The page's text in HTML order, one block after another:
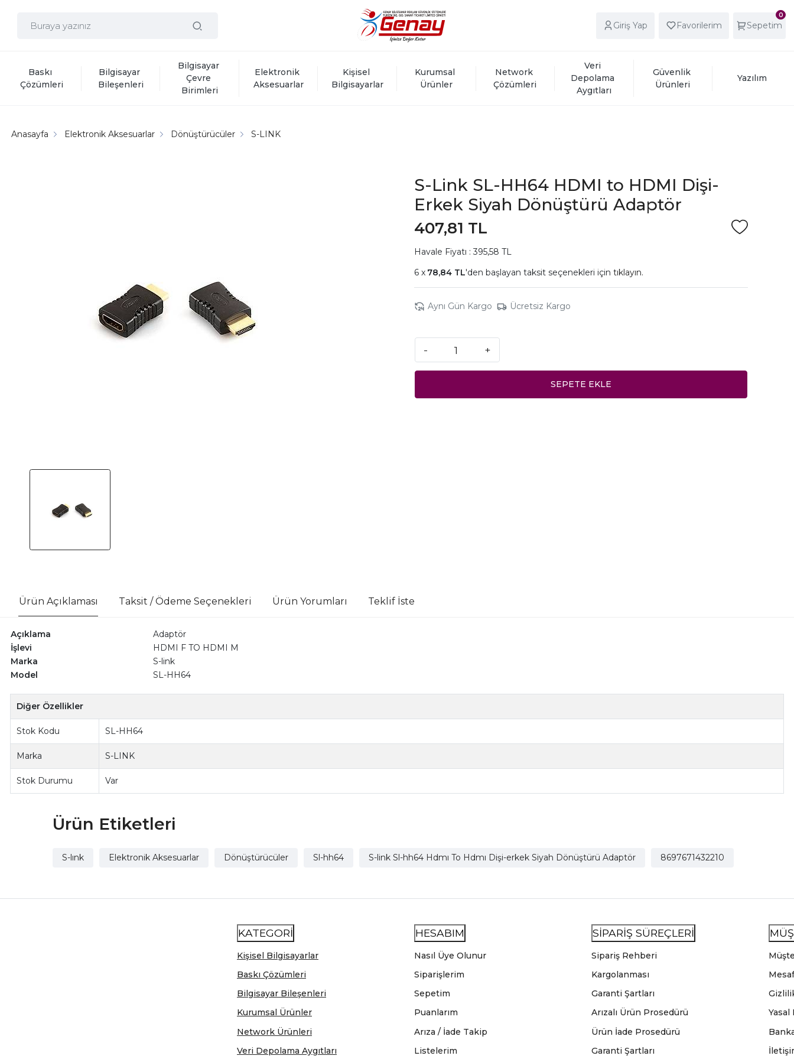
Giriş Yap Favorilerim
0
Sepetim
Baskı
Çözümleri
Bilgisayar
Bileşenleri
Bilgisayar
Çevre
Birimleri
Elektronik
Aksesuarlar
Kişisel
Bilgisayarlar
Kurumsal
Ürünler
Network
Çözümleri
Veri
Depolama
Aygıtları
Güvenlik
Ürünleri
Yazılım
Anasayfa Elektronik Aksesuarlar Dönüştürücüler S-LINK
S-Link SL-HH64 HDMI to HDMI Dişi-
Erkek Siyah Dönüştürü Adaptör
407,81 TL
Havale Fiyatı : 395,58 TL
78,84 TL'den başlayan taksit seçenekleri için tıklayın.
Aynı Gün Kargo Ücretsiz Kargo
- +
SEPETE EKLE
Ürün Açıklaması Taksit / Ödeme Seçenekleri Ürün Yorumları Teklif İste
Açıklama
Adaptör
İşlevi
HDMI F TO HDMI M
Marka
S-link
Model
SL-HH64
Diğer Özellikler
Stok Kodu SL-HH64
Marka S-LINK
Stok Durumu Var
Ürün Etiketleri
S-lınk Elektronik Aksesuarlar Dönüştürücüler Sl-hh64 S-link Sl-hh64 Hdmı To Hdmı Dişi-erkek Siyah Dönüştürü Adaptör 8697671432210
KATEGORİ
Kişisel Bilgisayarlar
Baskı Çözümleri
Bilgisayar Bileşenleri
Kurumsal Ürünler
Network Ürünleri
Veri Depolama Aygıtları
HESABIM
Nasıl Üye Olunur
Siparişlerim
Sepetim
Puanlarım
Arıza / İade Takip
Listelerim
SİPARİŞ SÜREÇLERİ
Sipariş Rehberi
Kargolanması
Garanti Şartları
Arızalı Ürün Prosedürü
Ürün İade Prosedürü
Garanti Şartları
Yasal